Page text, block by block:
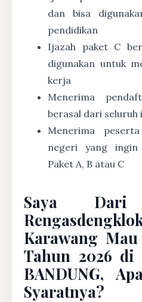
dan bisa
pendidikan
Ijazah paket C
digunakan untuk
kerja
Menerima
berasal dari seluruh
Menerima
negeri yang ingin
Paket A, B atau C
Saya Dari
Karawang
Tahun 2026 di
BANDUNG,
Syaratnya?